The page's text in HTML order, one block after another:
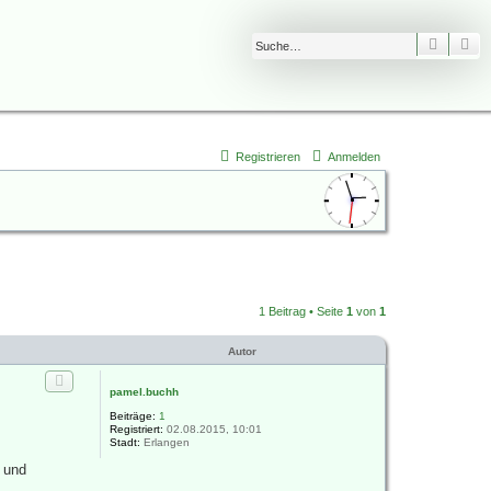
Suche
Anmelden
Registrieren
1 Beitrag • Seite 1 von 1
Autor
pamel.buchh
Beiträge: 1
Registriert: 02.08.2015, 10:01
Stadt: Erlangen